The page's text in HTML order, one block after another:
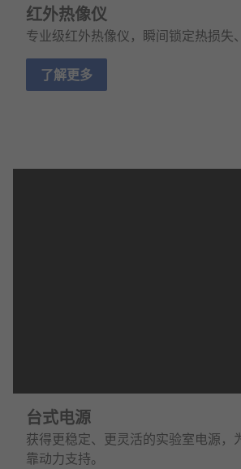
红外热像仪
专业级红外热像仪，瞬间锁定热损失
了解更多
台式电源
获得更稳定、更灵活的实验室电源，
靠动力支持。